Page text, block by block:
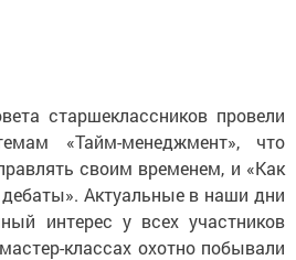
старшеклассников провели
«Тайм-менеджмент», что
своим временем, и «Как
Актуальные в наши дни
интерес у всех участников
классах охотно побывали